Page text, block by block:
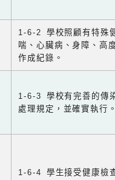
1-6-2 學校照顧有特殊
喘、心臟病、身障、高
作成紀錄。
1-6-3 學校有完善的傳
處理規定，並確實執行。
1-6-4 學生接受健康檢